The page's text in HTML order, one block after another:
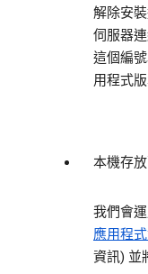
解除安
伺服器
這個編
用程式
本機存
我們會
應用程
資訊) 並